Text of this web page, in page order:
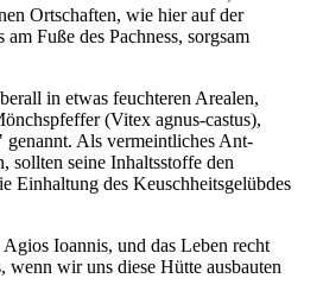
Ortschaften, wie hier auf der
Fuße des Pachness, sorgsam
in etwas feuchteren Arealen,
(Vitex agnus-castus),
Als vermeintliches Ant-
sollten seine Inhaltsstoffe den
Einhaltung des Keuschheitsgelübdes
Ioannis, und das Leben recht
wenn wir uns diese Hütte ausbauten